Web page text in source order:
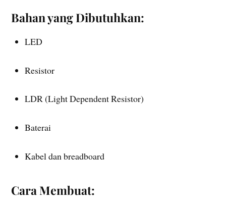
Bahan yang Dibutuhkan:
LED
Resistor
LDR (Light Dependent Resistor)
Baterai
Kabel dan breadboard
Cara Membuat: